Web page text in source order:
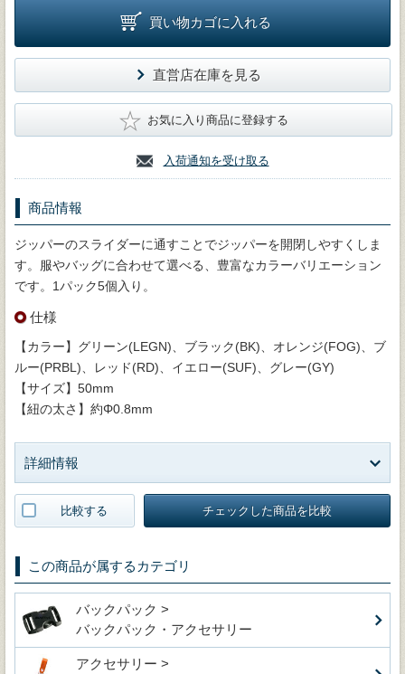
買い物カゴに入れる
直営店在庫を見る
★ お気に入り商品に登録する
入荷通知を受け取る
商品情報
ジッパーのスライダーに通すことでジッパーを開閉しやすくしま
す。服やバッグに合わせて選べる、豊富なカラーバリエーション
です。1パック5個入り。
仕様
【カラー】グリーン(LEGN)、ブラック(BK)、オレンジ(FOG)、ブ
ルー(PRBL)、レッド(RD)、イエロー(SUF)、グレー(GY)
【サイズ】50mm
【紐の太さ】約Φ0.8mm
詳細情報
比較する チェックした商品を比較
この商品が属するカテゴリ
バックパック >
バックパック・アクセサリー
アクセサリー >